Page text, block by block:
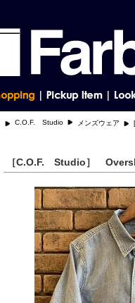
C.O.F. Studio メンズウェア
［C.O.F. Studio］